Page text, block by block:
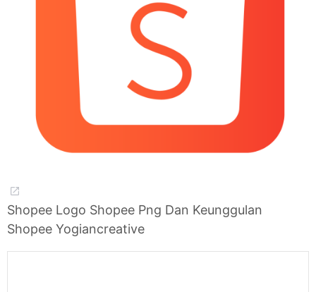
Shopee Logo Shopee Png Dan Keunggulan
Shopee Yogiancreative